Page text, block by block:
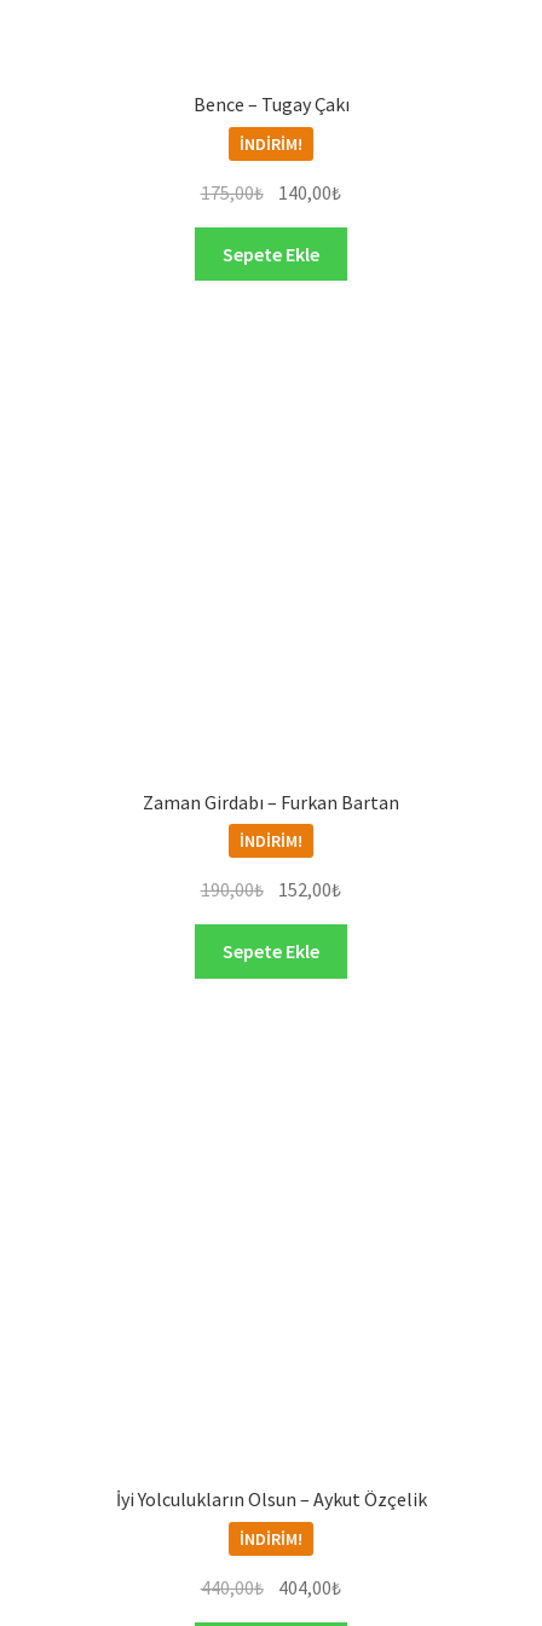
Bence – Tugay Çakı
İNDIRIM!
175,00₺ Orijinal
175,00₺.
140,00₺Şu
140,00₺.
Sepete Ekle
Zaman Girdabı – Furkan Bartan
İNDIRIM!
190,00₺ Orijinal
fiyat:
190,00₺.
152,00₺Şu
andaki
152,00₺.
Sepete Ekle
İyi Yolculukların Olsun – Aykut Özçelik
İNDIRIM!
440,00₺ Orijinal
404,00₺Şu